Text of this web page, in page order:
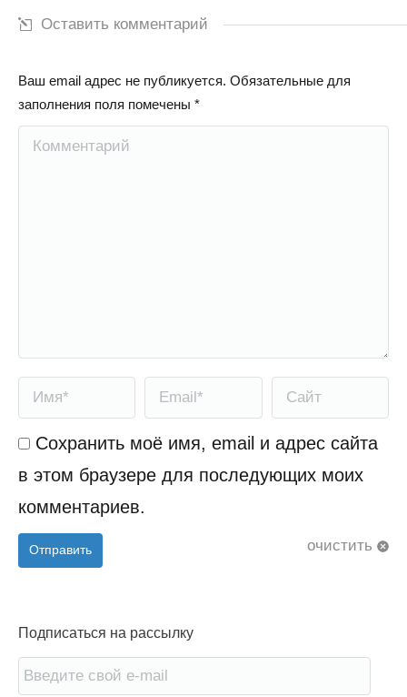
Оставить комментарий
Ваш email адрес не публикуется. Обязательные для
заполнения поля помечены *
Комментарий
Имя * Email * Сайт
Сохранить моё имя, email и адрес сайта
в этом браузере для последующих моих
комментариев.
очистить
Отправить
Подписаться на рассылку